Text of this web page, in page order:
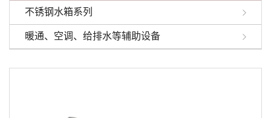
不锈钢水箱系列
暖通、空调、给排水等辅助设备